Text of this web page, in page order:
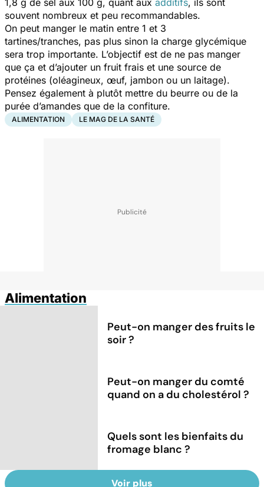
souvent nombreux et peu recommandables.
On peut manger le matin entre 1 et 3
tartines/tranches, pas plus sinon la charge glycémique
sera trop importante. L’objectif est de ne pas manger
que ça et d’ajouter un fruit frais et une source de
protéines (oléagineux, œuf, jambon ou un laitage).
Pensez également à plutôt mettre du beurre ou de la
purée d’amandes que de la confiture.
ALIMENTATION LE MAG DE LA SANTÉ
Alimentation
Peut-on manger des fruits le
soir ?
Peut-on manger du comté
quand on a du cholestérol ?
Quels sont les bienfaits du
fromage blanc ?
Voir plus